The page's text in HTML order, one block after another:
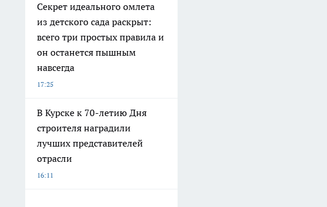
Секрет идеального омлета
из детского сада раскрыт:
всего три простых правила и
он останется пышным
навсегда
17:25
В Курске к 70-летию Дня
строителя наградили
лучших представителей
отрасли
16:11